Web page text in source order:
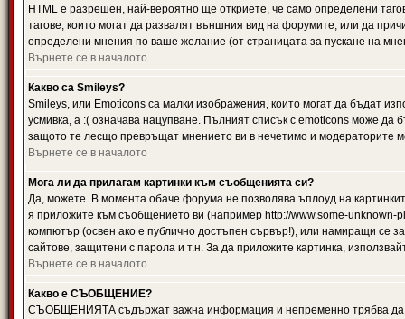
HTML е разрешен, най-вероятно ще откриете, че само определени
тагове, които могат да развалят външния вид на форумите, или да
определени мнения по ваше желание (от страницата за пускане на
Върнете се в началото
Какво са Smileys?
Smileys, или Emoticons са малки изображения, които могат да бъдат
усмивка, а :( означава нацупване. Пълният списък с emoticons може да
защото те лесщо превръщат мнението ви в нечетимо и модераторите
Върнете се в началото
Мога ли да прилагам картинки към съобщенията си?
Да, можете. В момента обаче форума не позволява ъплоуд на
я приложите към съобщението ви (например http://www.some-
компютър (освен ако е публично достъпен сървър!), или намиращи се
сайтове, защитени с парола и т.н. За да приложите картинка,
Върнете се в началото
Какво е СЪОБЩЕНИЕ?
СЪОБЩЕНИЯТА съдържат важна информация и непременно трябва да